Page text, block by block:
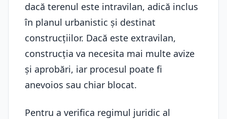
dacă terenul este intravilan, adică inclus
în planul urbanistic și destinat
construcțiilor. Dacă este extravilan,
construcția va necesita mai multe avize
și aprobări, iar procesul poate fi
anevoios sau chiar blocat.
Pentru a verifica regimul juridic al